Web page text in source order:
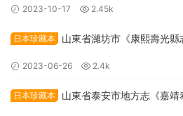
2023-10-17 2.45k
日本珍藏本
山東省濰坊市《康熙壽光
2023-06-26 2.4k
日本珍藏本
山東省泰安市地方志《嘉